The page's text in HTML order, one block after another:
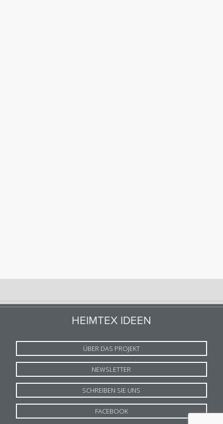
HEIMTEX IDEEN
ÜBER DAS PROJEKT
NEWSLETTER
SCHREIBEN SIE UNS
FACEBOOK